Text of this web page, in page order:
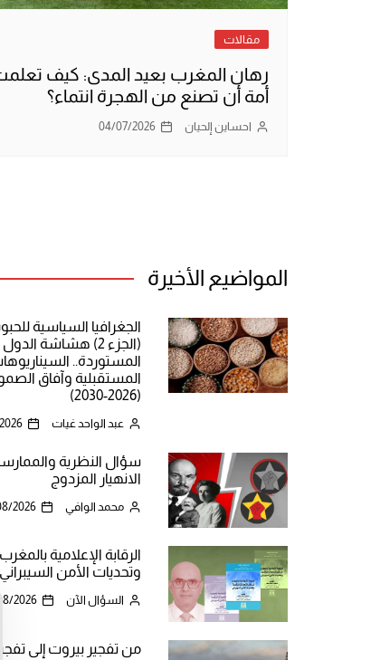
مقالات
​رهان المغرب بعيد المدى: كيف
أمة أن تصنع من الهجرة انتماء؟
احساين إلحيان 04/07/2026
المواضيع الأخيرة
الجغرافيا السياسية
(الجزء 2) هشاشة الدول
المستوردة..
المستقبلية وآفاق
(2026-2030)
عبد الواحد غيات
سؤال النظرية
الانهيار المزدوج
محمد الوافي 2026
الرقابة الإعلامية بالمغرب
وتحديات الأمن السيبراني
السؤال الآن 2026
من تفجير بيروت إلى تفجير